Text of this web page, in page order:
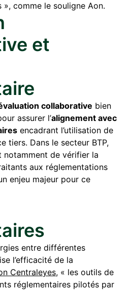
comme le souligne Aon.
et
collaborative bien
assurer l’alignement avec
encadrant l’utilisation de
tiers. Dans le secteur BTP,
de vérifier la
aux réglementations
enjeu majeur pour ce
entre différentes
l’efficacité de la
Centraleyes, « les outils de
réglementaires pilotés par